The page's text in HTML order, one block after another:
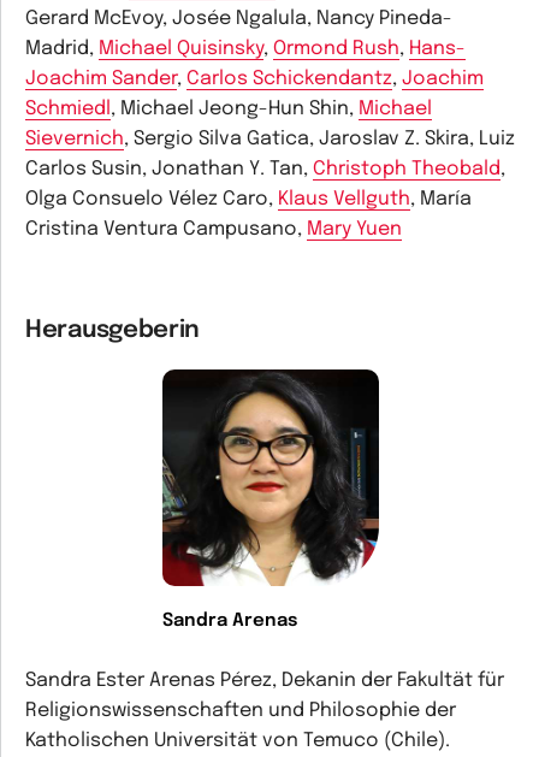
Gerard McEvoy, Josée Ngalula, Nancy Pineda-
Madrid, Michael Quisinsky, Ormond Rush, Hans-
Joachim Sander, Carlos Schickendantz, Joachim
Schmiedl , Michael Jeong-Hun Shin, Michael
Sievernich, Sergio Silva Gatica, Jaroslav Z. Skira, Luiz
Carlos Susin, Jonathan Y. Tan, Christoph Theobald,
Olga Consuelo Vélez Caro, Klaus Vellguth, María
Cristina Ventura Campusano, Mary Yuen
Herausgeberin
Sandra Arenas
Sandra Ester Arenas Pérez, Dekanin der Fakultät für
Religionswissenschaften und Philosophie der
Katholischen Universität von Temuco (Chile).